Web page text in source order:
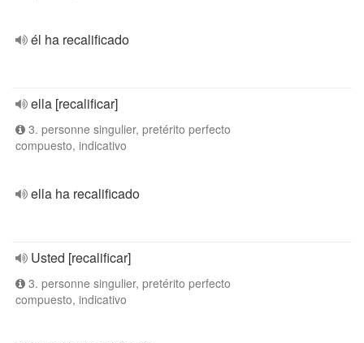
él ha recalificado
ella [recalificar]
3. personne singulier, pretérito perfecto
compuesto, indicativo
ella ha recalificado
Usted [recalificar]
3. personne singulier, pretérito perfecto
compuesto, indicativo